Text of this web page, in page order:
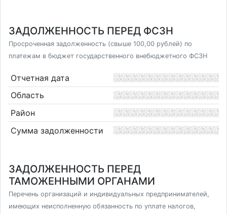
ЗАДОЛЖЕННОСТЬ ПЕРЕД ФСЗН
Просроченная задолженность (свыше 100,00 рублей) по
платежам в бюджет государственного внебюджетного ФСЗН
Отчетная дата
Область
Район
Сумма задолженности
ЗАДОЛЖЕННОСТЬ ПЕРЕД
ТАМОЖЕННЫМИ ОРГАНАМИ
Перечень организаций и индивидуальных предпринимателей,
имеющих неисполненную обязанность по уплате налогов,